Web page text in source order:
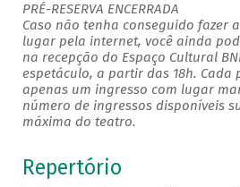
PRÉ-RESERVA ENCERRADA
Caso não tenha conseguido fazer
lugar pela internet, você ainda
na recepção do Espaço Cultural
espetáculo, a partir das 18h. Cada
apenas um ingresso com lugar
número de ingressos disponíveis
máxima do teatro.
Repertório